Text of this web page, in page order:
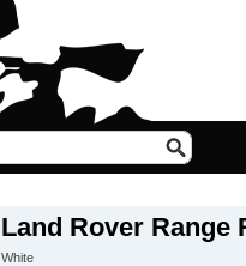
Land Rover Range
White